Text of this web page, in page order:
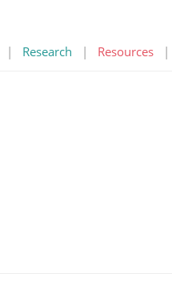
| Research | Resources |